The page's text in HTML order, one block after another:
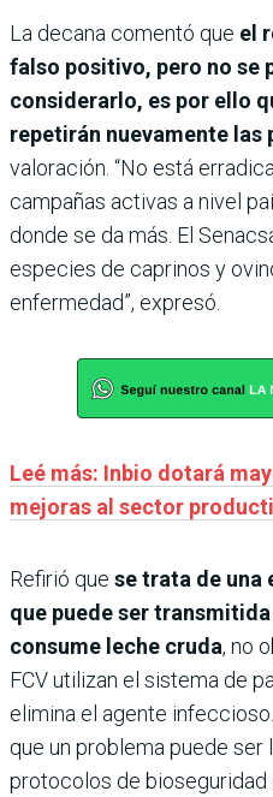
La decana comentó que el
falso positivo, pero no se
considerarlo, es por ello
repetirán nuevamente las
valoración. “No está
campañas activas a nivel
donde se da más. El
especies de caprinos y
enfermedad”, expresó.
Leé más: Inbio dotará
mejoras al sector
Refirió que se trata de una
que puede ser
consume leche cruda, no
FCV utilizan el sistema de
elimina el agente
que un problema puede ser
protocolos de bioseguridad